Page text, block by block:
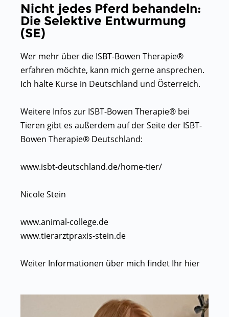
Nicht jedes Pferd behandeln:
Die Selektive Entwurmung
(SE)
Wer mehr über die ISBT-Bowen Therapie®
erfahren möchte, kann mich gerne ansprechen.
Ich halte Kurse in Deutschland und Österreich.
Weitere Infos zur ISBT-Bowen Therapie® bei
Tieren gibt es außerdem auf der Seite der ISBT-
Bowen Therapie® Deutschland:
www.isbt-deutschland.de/home-tier/
Nicole Stein
www.animal-college.de
www.tierarztpraxis-stein.de
Weiter Informationen über mich findet Ihr hier